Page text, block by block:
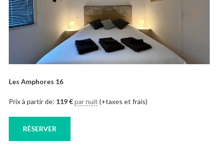
Les Amphores 16
Prix à partir de: 119€ par nuit (+taxes et frais)
RÉSERVER